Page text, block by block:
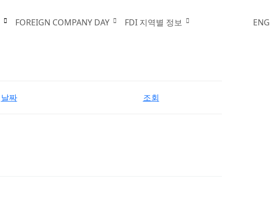
FOREIGN COMPANY DAY FDI 지역별 정보 ENG
날짜 조회